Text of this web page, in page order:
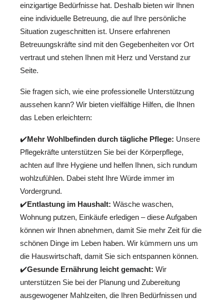
einzigartige Bedürfnisse hat. Deshalb bieten wir Ihnen
eine individuelle Betreuung, die auf Ihre persönliche
Situation zugeschnitten ist. Unsere erfahrenen
Betreuungskräfte sind mit den Gegebenheiten vor Ort
vertraut und stehen Ihnen mit Herz und Verstand zur
Seite.
Sie fragen sich, wie eine professionelle Unterstützung
aussehen kann? Wir bieten vielfältige Hilfen, die Ihnen
das Leben erleichtern:
✔️Mehr Wohlbefinden durch tägliche Pflege: Unsere
Pflegekräfte unterstützen Sie bei der Körperpflege,
achten auf Ihre Hygiene und helfen Ihnen, sich rundum
wohlzufühlen. Dabei steht Ihre Würde immer im
Vordergrund.
✔️Entlastung im Haushalt: Wäsche waschen,
Wohnung putzen, Einkäufe erledigen – diese Aufgaben
können wir Ihnen abnehmen, damit Sie mehr Zeit für die
schönen Dinge im Leben haben. Wir kümmern uns um
die Hauswirtschaft, damit Sie sich entspannen können.
✔️Gesunde Ernährung leicht gemacht: Wir
unterstützen Sie bei der Planung und Zubereitung
ausgewogener Mahlzeiten, die Ihren Bedürfnissen und